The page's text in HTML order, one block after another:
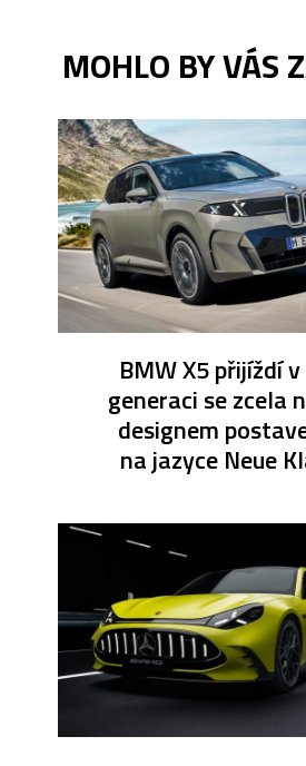
MOHLO BY VÁS
BMW X5 přijíždí
generaci se zcela
designem
na jazyce Neue